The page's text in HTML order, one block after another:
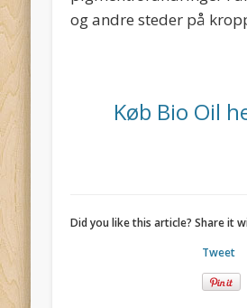
og andre steder på
Køb Bio Oil
Did you like this article? Share it
Tweet